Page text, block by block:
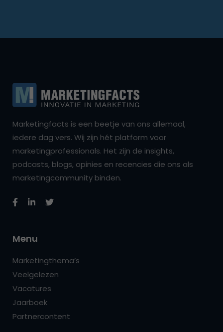
Marketingfacts is een beetje van ons allemaal,
iedere dag vers. Wij zijn hét platform voor
marketingprofessionals. Het zijn de insights,
podcasts, blogs, opinies en recencies die ons als
marketingcommunity binden.
Menu
Marketingthema’s
Veelgelezen
Vacatures
Jaarboek
Partnercontent